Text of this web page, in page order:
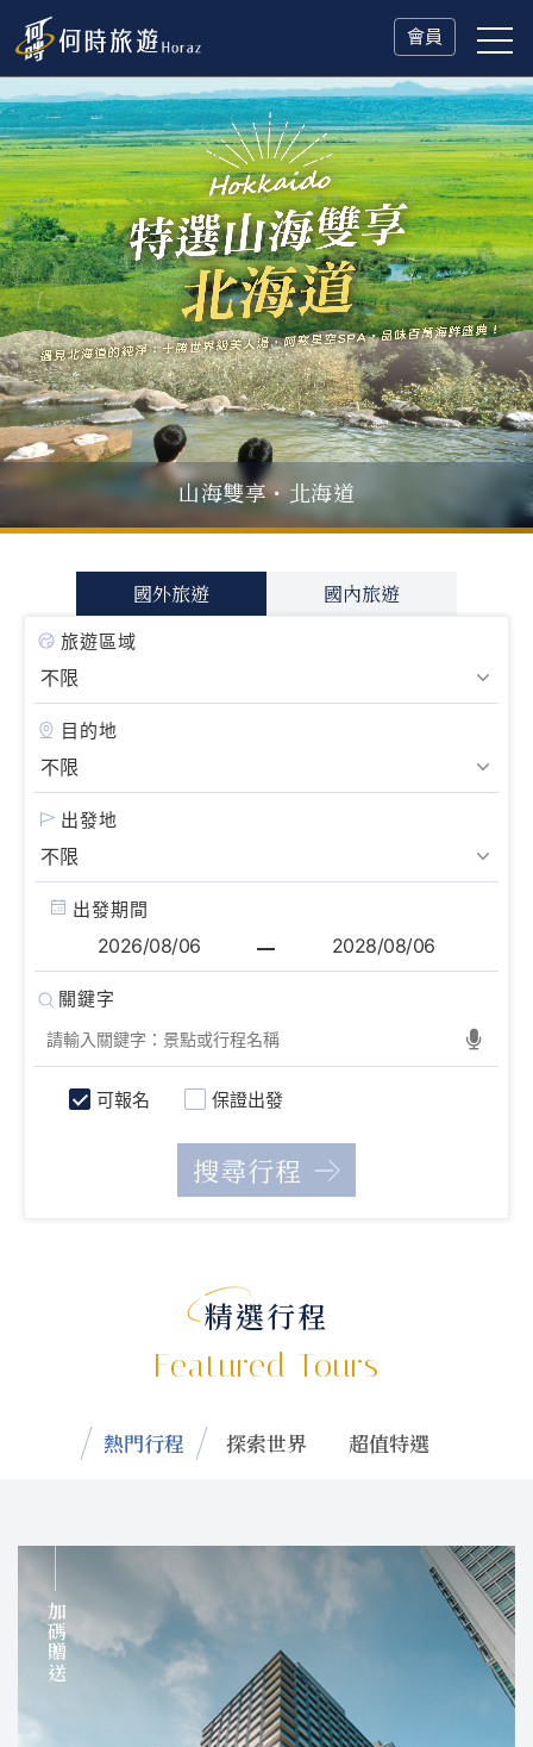
會員
父親節．限時特別企劃
一人旅行Solo Travel山海雙享・北海道
國外旅遊 國內旅遊
旅遊區域
目的地
出發地
出發期間
可報名 保證出發
精選行程
Featured Tours
熱門行程 探索世界 超值特選
加碼贈送